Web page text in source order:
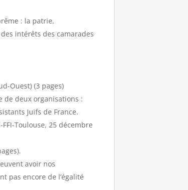
: la patrie,
intérêts des camarades
Ouest) (3 pages)
de deux organisations :
Juifs de France.
FFI-Toulouse, 25 décembre
avoir nos
pas encore de l’égalité